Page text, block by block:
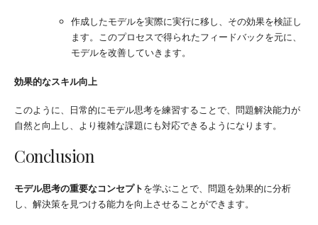
作成したモデルを実際に実行に移し、その効果を検証し
ます。このプロセスで得られたフィードバックを元に、
モデルを改善していきます。
効果的なスキル向上
このように、日常的にモデル思考を練習することで、問題解決能力が
自然と向上し、より複雑な課題にも対応できるようになります。
Conclusion
モデル思考の重要なコンセプトを学ぶことで、問題を効果的に分析
し、解決策を見つける能力を向上させることができます。